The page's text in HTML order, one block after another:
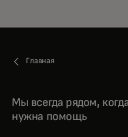
Главная
Мы всегда рядом,
нужна помощь